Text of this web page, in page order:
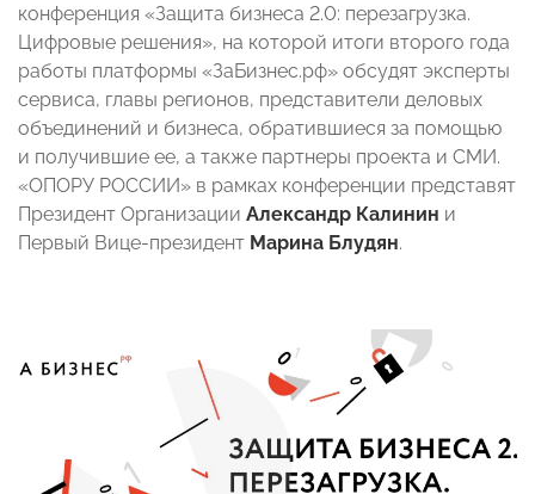
конференция «Защита бизнеса 2.0: перезагрузка.
Цифровые решения», на которой итоги второго года
работы платформы «ЗаБизнес.рф» обсудят эксперты
сервиса, главы регионов, представители деловых
объединений и бизнеса, обратившиеся за помощью
и получившие ее, а также партнеры проекта и СМИ.
«ОПОРУ РОССИИ» в рамках конференции представят
Президент Организации Александр Калинин и
Первый Вице-президент Марина Блудян.